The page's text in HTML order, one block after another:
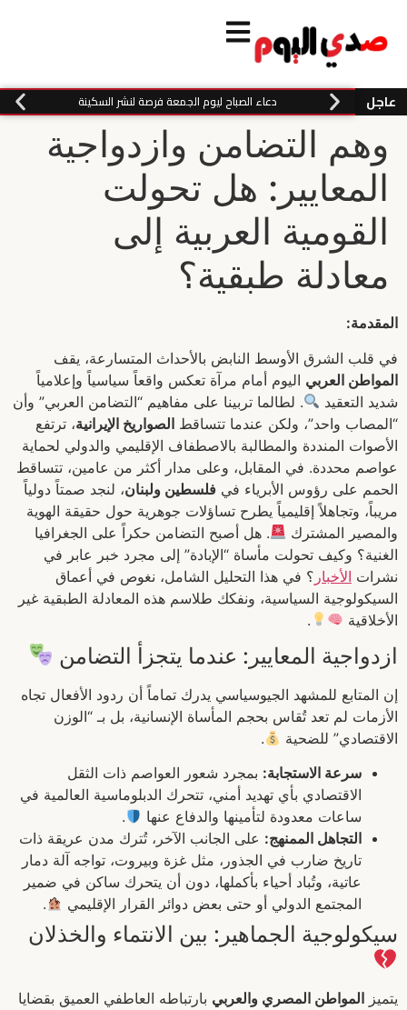
عاجل دعاء الصباح ليوم الجمعة فرصة لنشر السكينة
وهم التضامن وازدواجية
المعايير: هل تحولت
القومية العربية إلى
معادلة طبقية؟
المقدمة:
في قلب الشرق الأوسط النابض بالأحداث المتسارعة، يقف
المواطن العربي اليوم أمام مرآة تعكس واقعاً سياسياً وإعلامياً
شديد التعقيد
. لطالما تربينا على مفاهيم “التضامن العربي” وأن
“المصاب واحد”، ولكن عندما تتساقط الصواريخ الإيرانية، ترتفع
الأصوات المنددة والمطالبة بالاصطفاف الإقليمي والدولي لحماية
عواصم محددة. في المقابل، وعلى مدار أكثر من عامين، تتساقط
الحمم على رؤوس الأبرياء في فلسطين ولبنان، لنجد صمتاً دولياً
مريباً، وتجاهلاً إقليمياً يطرح تساؤلات جوهرية حول حقيقة الهوية
والمصير المشترك
. هل أصبح التضامن حكراً على الجغرافيا
الغنية؟ وكيف تحولت مأساة “الإبادة” إلى مجرد خبر عابر في
نشرات الأخبار ؟ في هذا التحليل الشامل، نغوص في أعماق
السيكولوجية السياسية، ونفكك طلاسم هذه المعادلة الطبقية غير
الأخلاقية
.
ازدواجية المعايير: عندما يتجزأ التضامن
إن المتابع للمشهد الجيوسياسي يدرك تماماً أن ردود الأفعال تجاه
الأزمات لم تعد تُقاس بحجم المأساة الإنسانية، بل بـ “الوزن
الاقتصادي” للضحية
.
سرعة الاستجابة: بمجرد شعور العواصم ذات الثقل
الاقتصادي بأي تهديد أمني، تتحرك الدبلوماسية العالمية في
ساعات معدودة لتأمينها والدفاع عنها
.
التجاهل الممنهج: على الجانب الآخر، تُترك مدن عريقة ذات
تاريخ ضارب في الجذور، مثل غزة وبيروت، تواجه آلة دمار
عاتية، وتُباد أحياء بأكملها، دون أن يتحرك ساكن في ضمير
المجتمع الدولي أو حتى بعض دوائر القرار الإقليمي
.
سيكولوجية الجماهير: بين الانتماء والخذلان
يتميز المواطن المصري والعربي بارتباطه العاطفي العميق بقضايا